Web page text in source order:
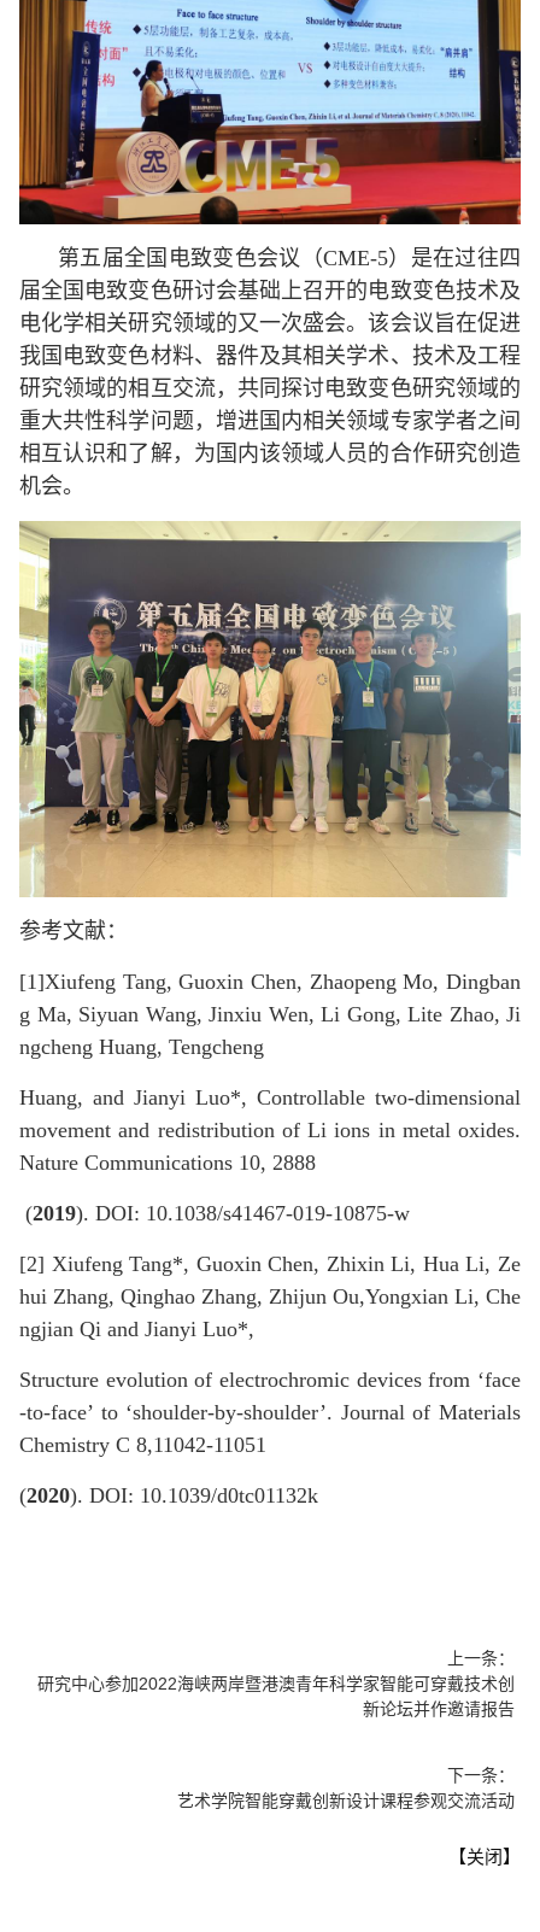
第五届全国电致变色会议（CME-5）是在过往四
届全国电致变色研讨会基础上召开的电致变色技术及
电化学相关研究领域的又一次盛会。该会议旨在促进
我国电致变色材料、器件及其相关学术、技术及工程
研究领域的相互交流，共同探讨电致变色研究领域的
重大共性科学问题，增进国内相关领域专家学者之间
相互认识和了解，为国内该领域人员的合作研究创造
机会。
参考文献：
[1]Xiufeng Tang, Guoxin Chen, Zhaopeng Mo, Dingban
g Ma, Siyuan Wang, Jinxiu Wen, Li Gong, Lite Zhao, Ji
ngcheng Huang, Tengcheng
Huang, and Jianyi Luo*, Controllable two-dimensional
movement and redistribution of Li ions in metal oxides.
Nature Communications 10, 2888
(2019). DOI: 10.1038/s41467-019-10875-w
[2] Xiufeng Tang*, Guoxin Chen, Zhixin Li, Hua Li, Ze
hui Zhang, Qinghao Zhang, Zhijun Ou,Yongxian Li, Che
ngjian Qi and Jianyi Luo*,
Structure evolution of electrochromic devices from ‘face
-to-face’ to ‘shoulder-by-shoulder’. Journal of Materials
Chemistry C 8,11042-11051
(2020). DOI: 10.1039/d0tc01132k
上一条：
研究中心参加2022海峡两岸暨港澳青年科学家智能可穿戴技术创
新论坛并作邀请报告
下一条：
艺术学院智能穿戴创新设计课程参观交流活动
【关闭】